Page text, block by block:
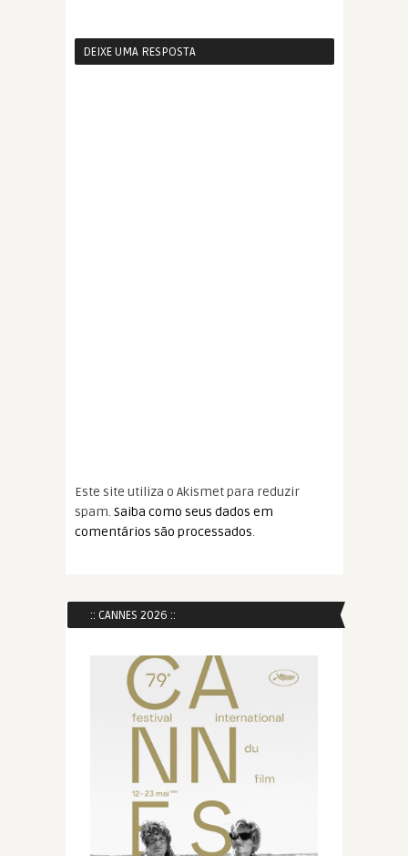
DEIXE UMA RESPOSTA
Este site utiliza o Akismet para reduzir
spam. Saiba como seus dados em
comentários são processados.
:: CANNES 2026 ::